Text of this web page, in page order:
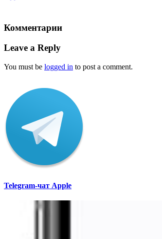
Комментарии
Leave a Reply
You must be logged in to post a comment.
Telegram-чат Apple